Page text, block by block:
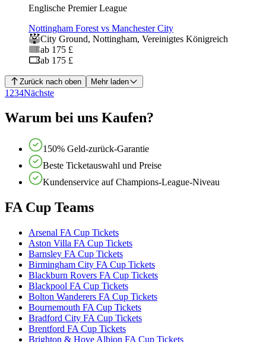
Englische Premier League
Nottingham Forest vs Manchester City
City Ground, Nottingham, Vereinigtes Königreich
ab 175 £
ab 175 £
Zurück nach oben Mehr laden
1 234Nächste
Warum bei uns Kaufen?
150% Geld-zurück-Garantie
Beste Ticketauswahl und Preise
Kundenservice auf Champions-League-Niveau
FA Cup Teams
Arsenal FA Cup Tickets
Aston Villa FA Cup Tickets
Barnsley FA Cup Tickets
Birmingham City FA Cup Tickets
Blackburn Rovers FA Cup Tickets
Blackpool FA Cup Tickets
Bolton Wanderers FA Cup Tickets
Bournemouth FA Cup Tickets
Bradford City FA Cup Tickets
Brentford FA Cup Tickets
Brighton & Hove Albion FA Cup Tickets